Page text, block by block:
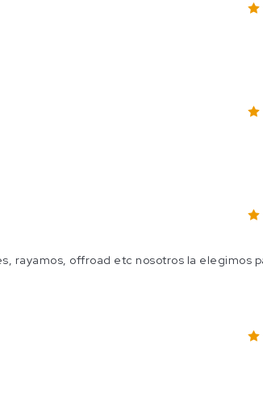
rayamos, offroad etc nosotros la elegimos